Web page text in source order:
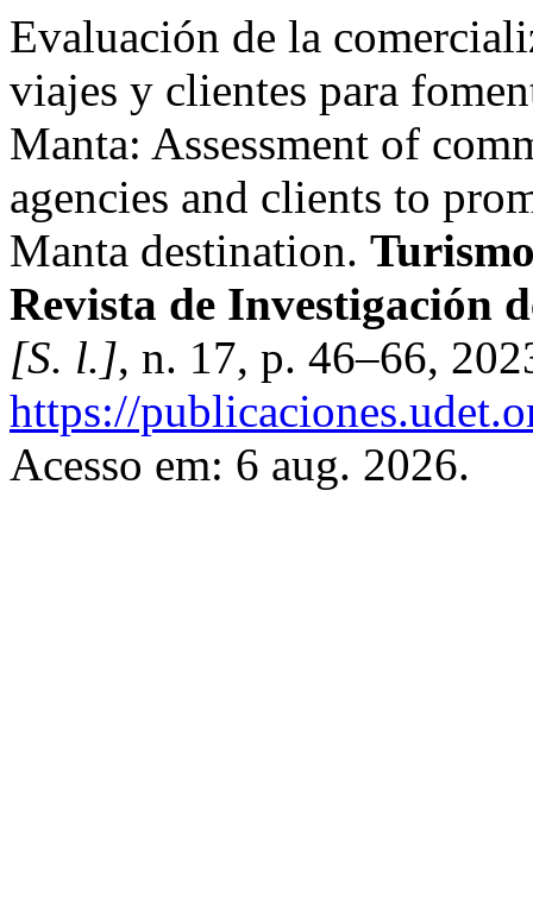
Evaluación de la
viajes y clientes para
Manta: Assessment of
agencies and clients to
Manta destination.
Revista de Investigación
[S. l.], n. 17, p. 46–66,
https://
Acesso em: 6 aug. 2026.